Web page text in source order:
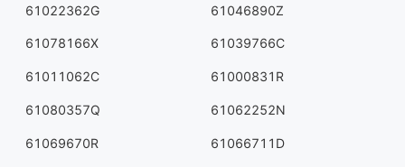
61022362G 61046890Z
61078166X 61039766C
61011062C 61000831R
61080357Q 61062252N
61069670R 61066711D